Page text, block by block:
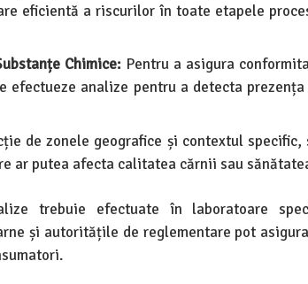
eficientă a riscurilor în toate etapele
Chimice:Pentru a asigura
efectueze analize pentru a detecta
de zonele geografice și contextul
ar putea afecta calitatea cărnii sau
trebuie efectuate în laboratoare
și autoritățile de reglementare pot